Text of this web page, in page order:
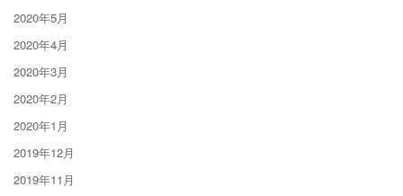
2020年5月
2020年4月
2020年3月
2020年2月
2020年1月
2019年12月
2019年11月